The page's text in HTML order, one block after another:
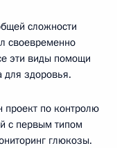
сложности
своевременно
эти виды помощи
для здоровья.
проект по контролю
с первым типом
глюкозы.